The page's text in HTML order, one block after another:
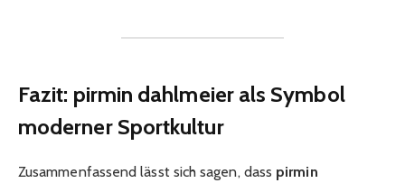
Fazit: pirmin dahlmeier als Symbol
moderner Sportkultur
Zusammenfassend lässt sich sagen, dass pirmin